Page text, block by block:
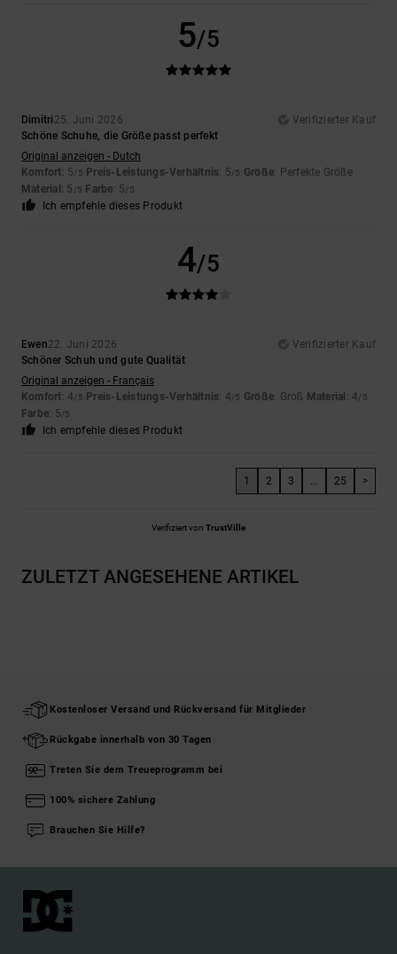
5/5
Dimitri 25. Juni 2026
Verifizierter Kauf
Schöne Schuhe, die Größe passt perfekt
Original anzeigen - Dutch
Komfort: 5/5 Preis-Leistungs-Verhältnis: 5/5 Größe: Perfekte Größe
Material : 5 /5 Farbe: 5/5
Ich empfehle dieses Produkt
4/5
Ewen22. Juni 2026
Verifizierter Kauf
Schöner Schuh und gute Qualität
Original anzeigen - Français
Komfort: 4/5 Preis-Leistungs-Verhältnis: 4/5 Größe: Groß Material : 4/5
Farbe: 5/5
Ich empfehle dieses Produkt
1 2 3 ... 25 >
Verifiziert von TrustVille
ZULETZT ANGESEHENE ARTIKEL
Kostenloser Versand und Rückversand für Mitglieder
Rückgabe innerhalb von 30 Tagen
Treten Sie dem Treueprogramm bei
100% sichere Zahlung
Brauchen Sie Hilfe?